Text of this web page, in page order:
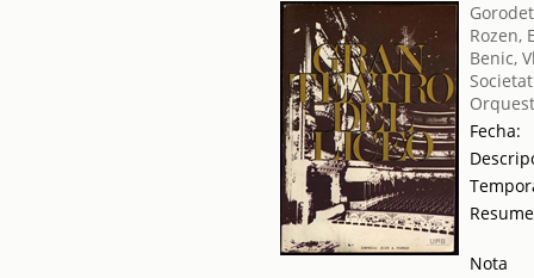
Rozen,
Benic,
Fecha:
Nota